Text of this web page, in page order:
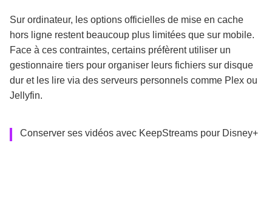
Sur ordinateur, les options officielles de mise en cache
hors ligne restent beaucoup plus limitées que sur mobile.
Face à ces contraintes, certains préfèrent utiliser un
gestionnaire tiers pour organiser leurs fichiers sur disque
dur et les lire via des serveurs personnels comme Plex ou
Jellyfin.
Conserver ses vidéos avec KeepStreams pour Disney+